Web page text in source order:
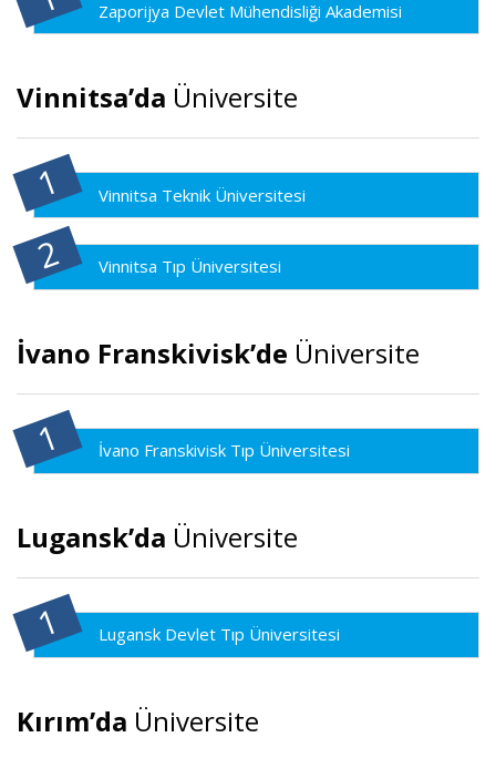
Zaporijya Devlet Mühendisliği Akademisi
Vinnitsa’da Üniversite
Vinnitsa Teknik Üniversitesi
Vinnitsa Tıp Üniversitesi
İvano Franskivisk’de Üniversite
İvano Franskivisk Tıp Üniversitesi
Lugansk’da Üniversite
Lugansk Devlet Tıp Üniversitesi
Kırım’da Üniversite